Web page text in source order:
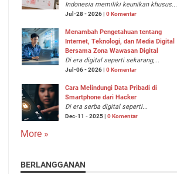
Indonesia memiliki keunikan khusus...
Jul-28 - 2026 | 0 Komentar
Menambah Pengetahuan tentang
Internet, Teknologi, dan Media Digital
Bersama Zona Wawasan Digital
Di era digital seperti sekarang,...
Jul-06 - 2026 | 0 Komentar
Cara Melindungi Data Pribadi di
Smartphone dari Hacker
Di era serba digital seperti...
Dec-11 - 2025 | 0 Komentar
More »
BERLANGGANAN